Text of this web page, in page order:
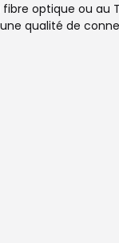
optique ou
qualité de